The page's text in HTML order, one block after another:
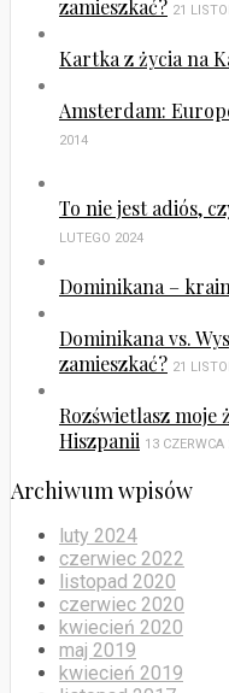
zamieszkać? 21
Kartka z życia na
Amsterdam:
2014
To nie jest adiós,
LUTEGO 2024
Dominikana –
Dominikana vs.
zamieszkać? 21
Rozświetlasz moje
Hiszpanii 13 CZERWCA
Archiwum wpisów
luty 2024
czerwiec 2022
listopad 2020
czerwiec 2020
kwiecień 2020
maj 2019
kwiecień 2019